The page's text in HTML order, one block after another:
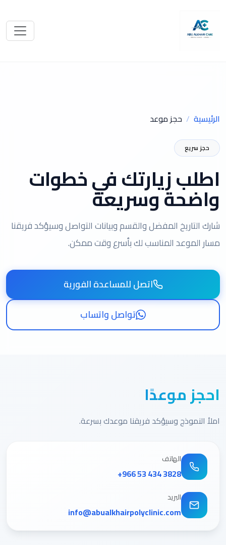
الرئيسية حجز موعد
حجز سريع
اطلب زيارتك في خطوات
واضحة وسريعة
شارك التاريخ المفضل والقسم وبيانات التواصل وسيؤكد فريقنا
مسار الموعد المناسب لك بأسرع وقت ممكن.
اتصل للمساعدة الفورية
تواصل واتساب
احجز موعدًا
املأ النموذج وسيؤكد فريقنا موعدك بسرعة.
الهاتف
+966 53 434 3828
البريد
info@abualkhairpolyclinic.com